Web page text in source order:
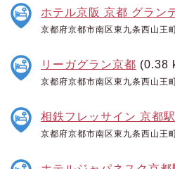
ホテル京阪 京都 グラン
京都府京都市南区東九条西山王
リーガグラン京都 (0.38
京都府京都市南区東九条西山王
相鉄フレッサイン 京都
京都府京都市南区東九条西山王